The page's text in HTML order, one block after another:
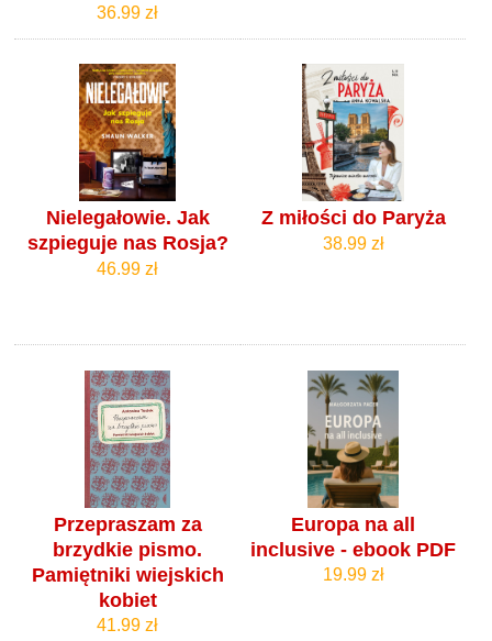
36.99 zł
Nielegałowie. Jak
szpieguje nas Rosja?
46.99 zł
Z miłości do Paryża
38.99 zł
Przepraszam za
brzydkie pismo.
Pamiętniki wiejskich
kobiet
41.99 zł
Europa na all
inclusive - ebook PDF
19.99 zł